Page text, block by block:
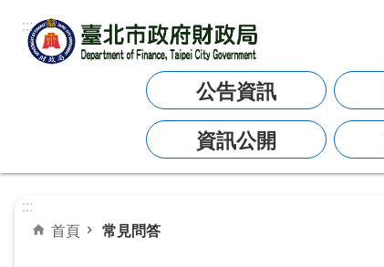
跳到主要內容區塊
:::
公告資訊
資訊公開
:::
首頁 常見問答